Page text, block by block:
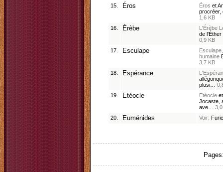
15.
Éros Éros et
procréer,
1,6 KB
16.
Érèbe L'Érèbe
de
0,9 KB
17.
Esculape
humaine
3,7 KB
18.
Espérance
plusi…
19.
Etéocle Etéocle
Jocaste,
ave…
20.
Euménides Voir: